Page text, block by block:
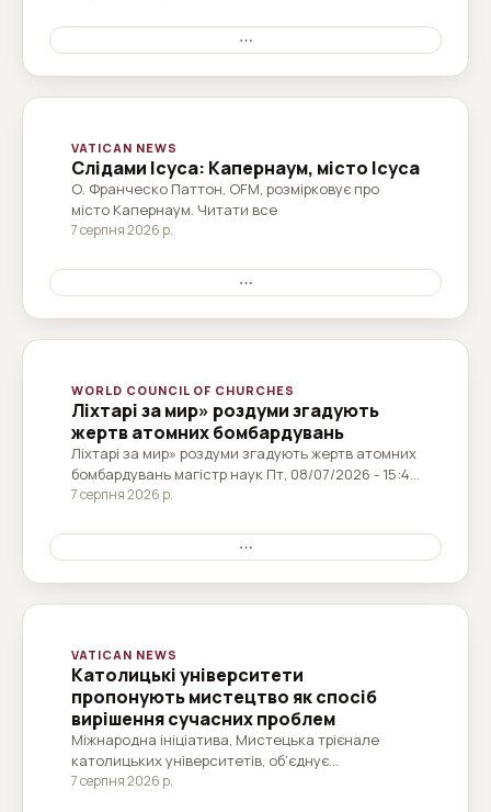
⋯
VATICAN NEWS
Слідами Ісуса: Капернаум, місто Ісуса
О. Франческо Паттон, OFM, розмірковує про
місто Капернаум. Читати все
7 серпня 2026 р.
⋯
WORLD COUNCIL OF CHURCHES
Ліхтарі за мир» роздуми згадують
жертв атомних бомбардувань
Ліхтарі за мир» роздуми згадують жертв атомних
бомбардувань магістр наук Пт, 08/07/2026 - 15:45
Щороку глобальна кампанія «Ліхтарі за мир» 6 та
бомбардувань Хіросіми та Нагасакі. Пам’ять – це
не лише…
7 серпня 2026 р.
⋯
VATICAN NEWS
Католицькі університети
пропонують мистецтво як спосіб
вирішення сучасних проблем
Міжнародна ініціатива, Мистецька трієнале
католицьких університетів, об’єднує
університети з усього світу, присвячені
7 серпня 2026 р.